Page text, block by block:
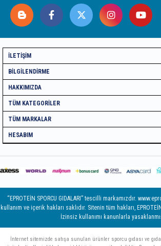
İLETIŞIM
BILGILENDIRME
HAKKIMIZDA
TÜM KATEGORILER
TÜM MARKALAR
HESABIM
“EPROTEİN SPORCU GIDALARI” tescilli markamızdır.
kullanım ve içerik hakları saklıdır. Sitenin tüm hakları,
İzinsiz kullanımı kanunlarla
İnternet sitemizde satışa sunulan ürünler sporcu gıdası ve